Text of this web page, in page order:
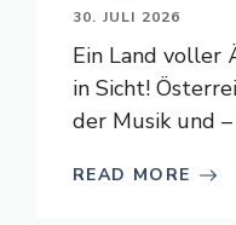
30. JULI 2026
Ein Land voller
in Sicht!
der Musik und
READ MORE